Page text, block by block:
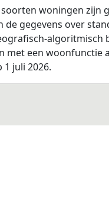
woningen zijn
gegevens over
algoritmisch
met een woonfunctie
juli 2026.